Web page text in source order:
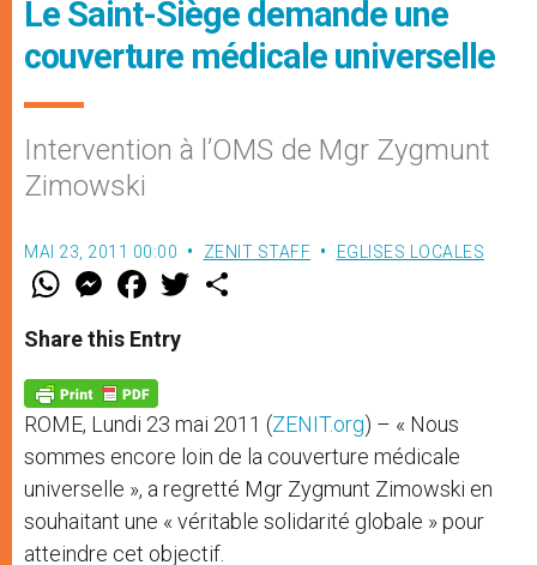
Le Saint-Siège demande une
couverture médicale universelle
Intervention à l’OMS de Mgr Zygmunt
Zimowski
MAI 23, 2011 00:00 ZENIT STAFF EGLISES LOCALES
W
t
s
p
p
M
e
s
e
g
e
r
F
a
e
b
o
k
w
Share this Entry
ROME, Lundi 23 mai 2011 (ZENIT.org) – « Nous
sommes encore loin de la couverture médicale
universelle », a regretté Mgr Zygmunt Zimowski en
souhaitant une « véritable solidarité globale » pour
atteindre cet objectif.